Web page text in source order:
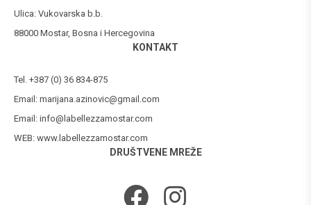
Ulica: Vukovarska b.b.
88000 Mostar, Bosna i Hercegovina
KONTAKT
Tel. +387 (0) 36 834-875
Email: marijana.azinovic@gmail.com
Email: info@labellezzamostar.com
WEB: www.labellezzamostar.com
DRUŠTVENE MREŽE